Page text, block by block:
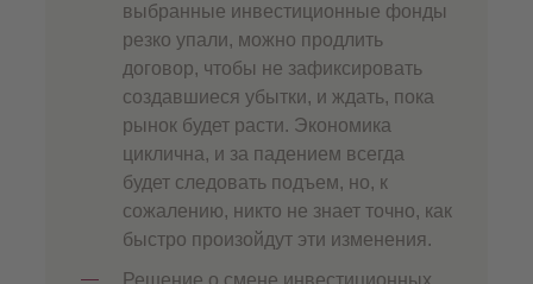
выбранные инвестиционные фонды
резко упали, можно продлить
договор, чтобы не зафиксировать
создавшиеся убытки, и ждать, пока
рынок будет расти. Экономика
циклична, и за падением всегда
будет следовать подъем, но, к
сожалению, никто не знает точно, как
быстро произойдут эти изменения.
Решение о смене инвестиционных